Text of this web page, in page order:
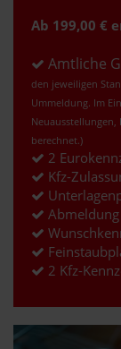
Ab 199,00 €
Amtliche
den jeweiligen
Ummeldung. Im
berechnet.)
2
Kfz-
2 Kfz-